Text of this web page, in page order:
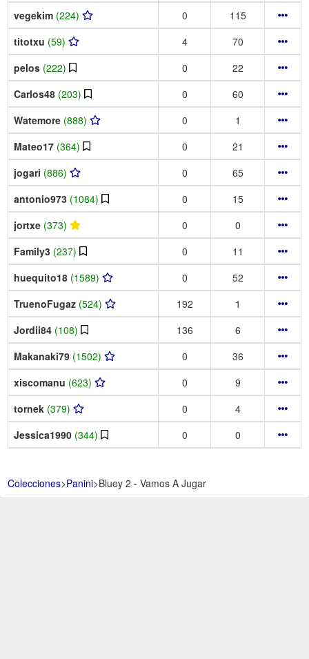
vegekim (224) 0
115
titotxu (59) 4
70
pelos (222) 0
22
Carlos48 (203) 0
60
Watemore (888) 0
1
Mateo17 (364) 0
21
jogari (886) 0
65
antonio973 (1084) 0
15
jortxe (373) 0
0
Family3 (237) 0
11
huequito18 (1589) 0
52
TruenoFugaz (524) 192
1
Jordii84 (108) 136
6
Makanaki79 (1502) 0
36
xiscomanu (623) 0
9
tornek (379) 0
4
Jessica1990 (344) 0 0
Colecciones>Panini>Bluey 2 - Vamos A Jugar